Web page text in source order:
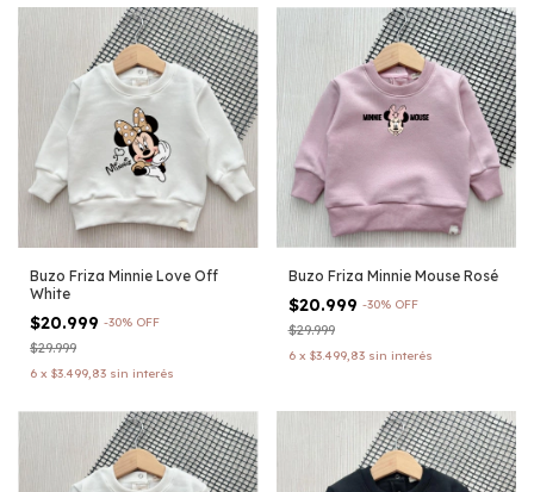
Buzo Friza Minnie Love Off
White
$20.999 -30% OFF
$29.999
6 x $3.499,83 sin interés
Buzo Friza Minnie Mouse Rosé
$20.999 -30% OFF
$29.999
6 x $3.499,83 sin interés